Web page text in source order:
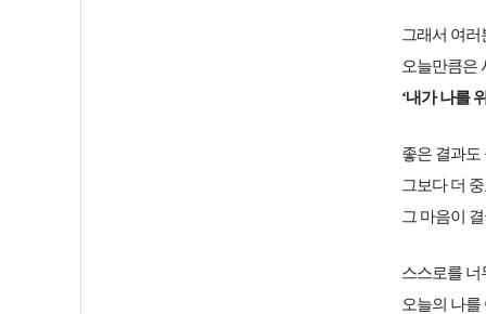
그래서 여러
오늘만큼은
‘내가 나를
좋은 결과도
그보다 더
그 마음이
스스로를 너
오늘의 나를